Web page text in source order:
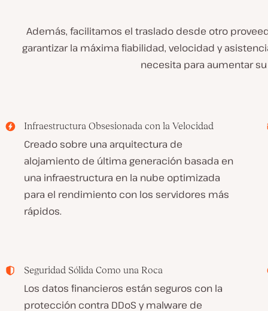
Además, facilitamos el traslado desde otro
garantizar la máxima fiabilidad, velocidad y
necesita para aumentar
Infraestructura Obsesionada con la Velocidad
Creado sobre una arquitectura de
alojamiento de última generación basada en
una infraestructura en la nube optimizada
para el rendimiento con los servidores más
rápidos.
Seguridad Sólida Como una Roca
Los datos financieros están seguros con la
protección contra DDoS y malware de